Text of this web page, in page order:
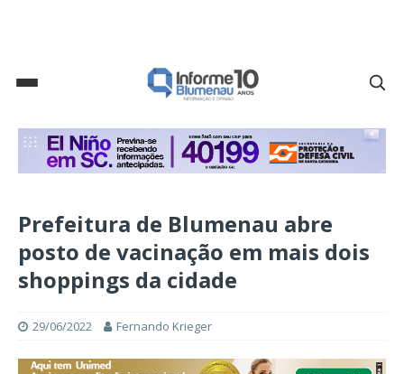
Prefeitura de Blumenau abre
posto de vacinação em mais dois
shoppings da cidade
29/06/2022 Fernando Krieger